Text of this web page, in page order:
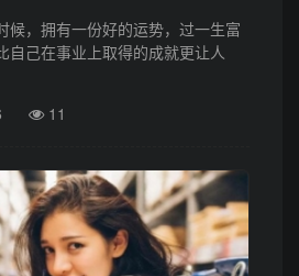
候，拥有一份好的运势，过一生富
自己在事业上取得的成就更让人
11